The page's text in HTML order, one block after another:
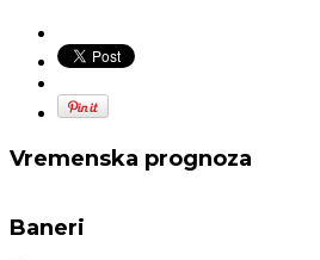
Vremenska prognoza
Baneri